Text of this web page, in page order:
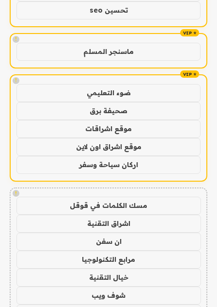
تحسين seo
!
ماسنجر المسلم
!
ضوء التعليمي
صحيفة برق
موقع اشراقات
موقع اشراق اون لاين
اركان سياحة وسفر
!
مسك الكلمات في قوقل
اشراق التقنية
ان سفن
مرابع التكنولوجيا
خيال التقنية
شوف ويب